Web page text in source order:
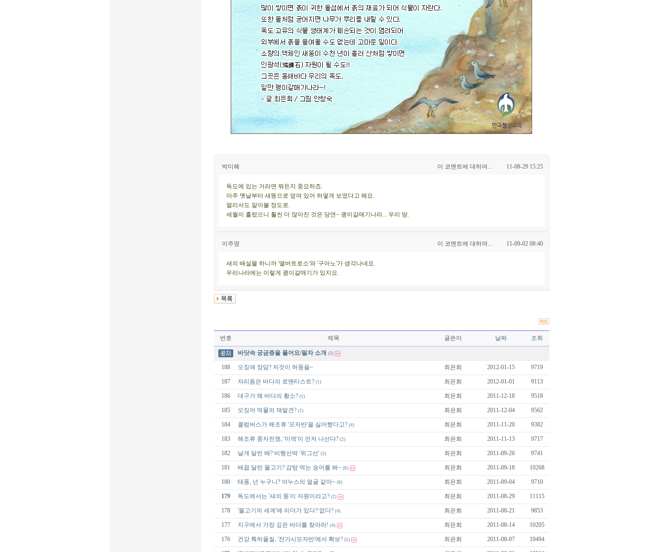
박미혜 이 코멘트에 대하여... 11-08-29 15:25
독도에 있는 거라면 뭐든지 중요하죠.
아주 옛날부터 새똥으로 덮여 있어 허옇게 보였다고 해요.
멀리서도 알아볼 정도로.
세월이 흘렀으니 훨씬 더 많아진 것은 당연~ 괭이갈매기나라... 우리 땅.
이주영 이 코멘트에 대하여... 11-09-02 08:40
새의 배설물 하니까 '앨버트로소'와 '구아노'가 생각나네요.
우리나라에는 이렇게 괭이갈매기가 있지요.
번호 제목 글쓴이 날짜 조회
바닷속 궁금증을 풀어요/필자 소개 (3)
188 오징애 장담? 저것이 허풍을~ 최은희 2012-01-15 9719
187 자리돔은 바다의 로맨티스트? (1) 최은희 2012-01-01 9113
186 대구가 왜 바다의 황소? (1) 최은희 2011-12-18 9518
185 오징어 먹물의 재발견? (2) 최은희 2011-12-04 9562
184 콜럼버스가 해조류 '모자반'을 싫어했다고? (4) 최은희 2011-11-20 9382
183 해조류 종자전쟁, '미역'이 먼저 나선다? (2) 최은희 2011-11-13 9717
182 날개 달린 배? 비행선박 '위그선' (3) 최은희 2011-09-26 9741
181 배꼽 달린 물고기? 감탕 먹는 숭어를 봐~ (6) 최은희 2011-09-18 10268
180 태풍, 넌 누구니? 야누스의 얼굴 같아~ (6) 최은희 2011-09-04 9710
179 독도에서는 '새의 똥'이 자원이라고? (2) 최은희 2011-08-29 11115
178 '물고기의 세계'에 리더가 있다? 없다? (4) 최은희 2011-08-21 9853
177 지구에서 가장 깊은 바다를 찾아라! (4) 최은희 2011-08-14 10205
176 건강 특허물질, '잔가시모자반'에서 확보? (5) 최은희 2011-08-07 10494